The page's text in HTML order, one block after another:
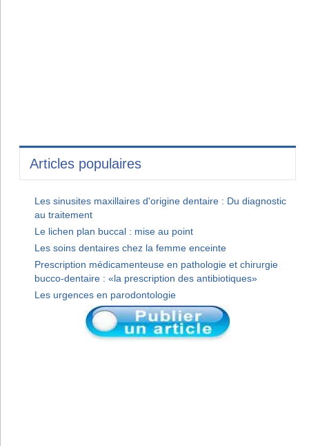
Articles populaires
Les sinusites maxillaires d'origine dentaire : Du diagnostic
au traitement
Le lichen plan buccal : mise au point
Les soins dentaires chez la femme enceinte
Prescription médicamenteuse en pathologie et chirurgie
bucco-dentaire : «la prescription des antibiotiques»
Les urgences en parodontologie